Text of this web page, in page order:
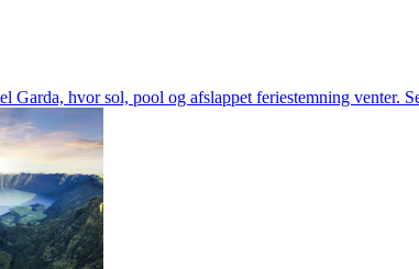
Garda, hvor sol, pool og afslappet feriestemning